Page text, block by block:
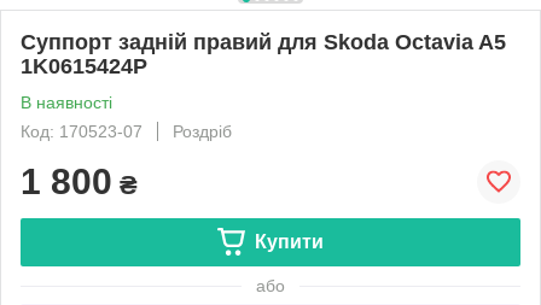
Суппорт задній правий для Skoda Octavia A5
1K0615424P
В наявності
Код: 170523-07
Роздріб
1 800 ₴
Купити
або